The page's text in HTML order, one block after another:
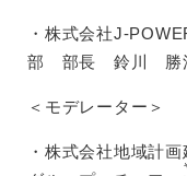
・株式会社J-
部 部長 鈴川
＜モデレーター＞
・株式会社地域計